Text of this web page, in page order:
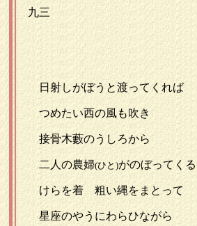
九三
一九二四、
日射しがぼうと渡ってくれば
つめたい西の風も吹き
接骨木藪のうしろから
二人の農婦(ひと)がのぼってくる
けらを着 粗い縄をまとって
星座のやうにわらひながら